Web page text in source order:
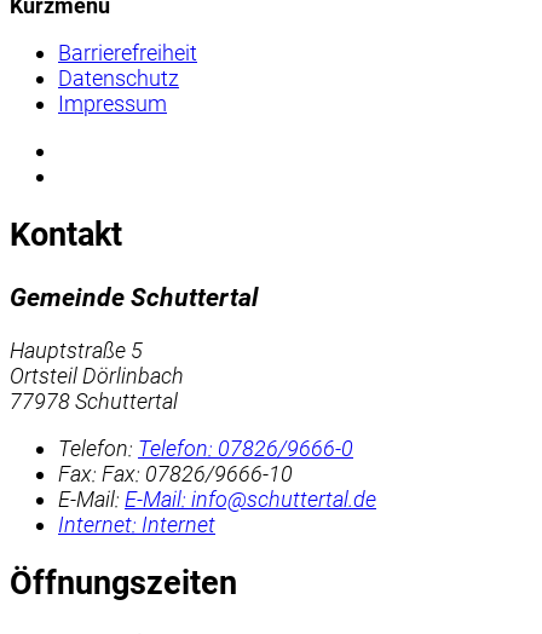
Kurzmenü
Barrierefreiheit
Datenschutz
Impressum
Kontakt
Gemeinde Schuttertal
Hauptstraße 5
Ortsteil Dörlinbach
77978 Schuttertal
Telefon: Telefon: 07826/9666-0
Fax: Fax: 07826/9666-10
E-Mail: E-Mail: info@schuttertal.de
Internet: Internet
Öffnungszeiten